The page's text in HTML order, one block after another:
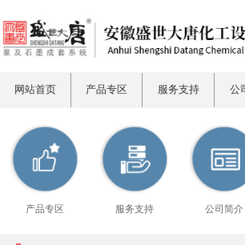
网站首页 产品专区 服务支持 公
产品专区 服务支持 公司简介